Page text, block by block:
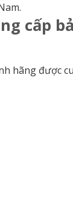
cấp
hãng được